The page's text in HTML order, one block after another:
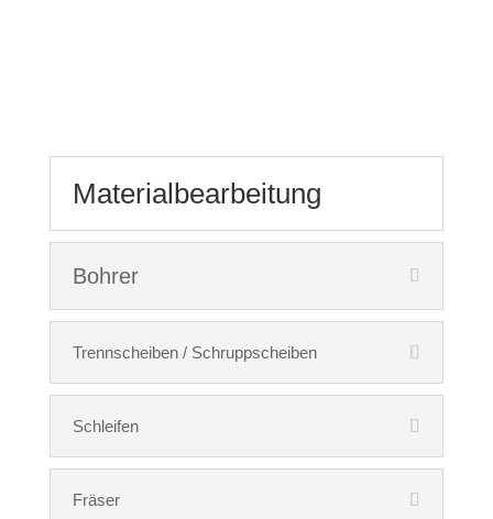
Materialbearbeitung
Bohrer
Trennscheiben / Schruppscheiben
Schleifen
Fräser